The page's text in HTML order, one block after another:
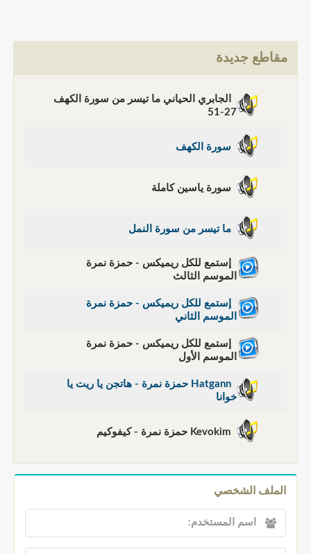
مقاطع جديدة
الجابري الحياني ما تيسر من سورة الكهف
27-51
سورة الكهف
سورة ياسين كاملة
ما تيسر من سورة النمل
إستمع للكل ريميكس - حمزة نمرة
الموسم الثالث
إستمع للكل ريميكس - حمزة نمرة
الموسم الثاني
إستمع للكل ريميكس - حمزة نمرة
الموسم الأول
Hatgann حمزة نمرة - هاتجن يا ريت يا
خوانا
الملف الشخصي